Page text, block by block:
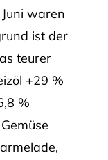
waren
ist der
teurer
+29 %
%